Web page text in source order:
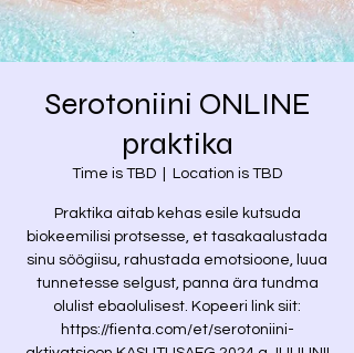
Serotoniini ONLINE
praktika
Time is TBD Location is TBD
Praktika aitab kehas esile kutsuda
biokeemilisi protsesse, et tasakaalustada
sinu söögiisu, rahustada emotsioone, luua
tunnetesse selgust, panna ära tundma
olulist ebaolulisest. Kopeeri link siit:
https://fienta.com/et/serotoniini-